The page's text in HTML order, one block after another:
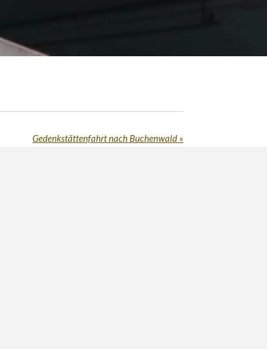
Gedenkstättenfahrt nach Buchenwald »